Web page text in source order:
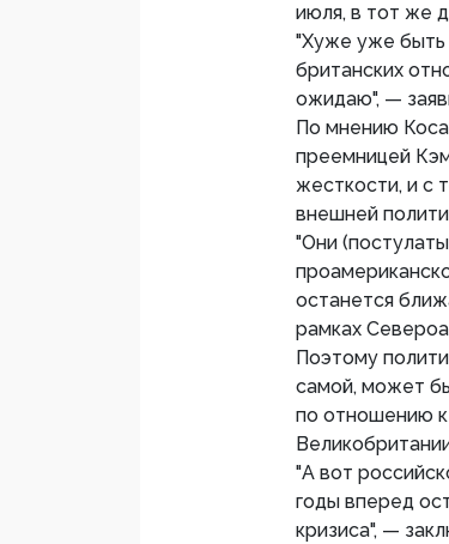
июля, в тот же
"Хуже уже быть
британских
ожидаю", —
По мнению
преемницей
жесткости, и с
внешней
"Они
останется
рамках
Поэтому
самой, может
по отношению к
"А вот
годы вперед
кризиса", —